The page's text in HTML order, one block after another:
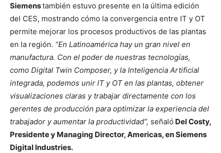
Siemenstambién estuvo presente en la última edición
del CES, mostrando cómo la convergencia entre IT y OT
permite mejorar los procesos productivos de las plantas
en la región. “En Latinoamérica hay un gran nivel en
manufactura. Con el poder de nuestras tecnologías,
como Digital Twin Composer, y la Inteligencia Artificial
integrada, podemos unir IT y OT en las plantas, obtener
visualizaciones claras y trabajar directamente con los
gerentes de producción para optimizar la experiencia del
trabajador y aumentar la productividad”, señaló Del Costy,
Presidente y Managing Director, Americas, en Siemens
Digital Industries.